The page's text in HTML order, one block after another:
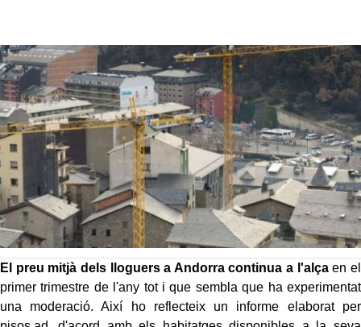
El preu mitjà dels lloguers a Andorra continua a l'alçaen el
primer trimestre de l'any tot i que sembla que ha experimentat
una moderació. Així ho reflecteix un informe elaborat per